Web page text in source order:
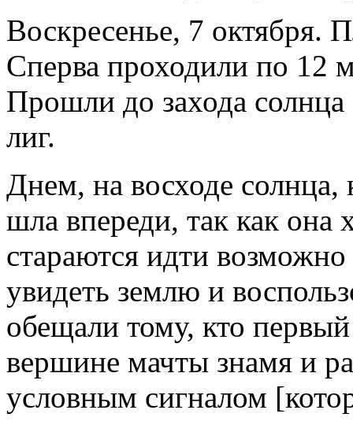
Воскресенье, 7 октября.
Сперва проходили по 12
Прошли до захода
лиг.
Днем, на восходе солнца,
шла впереди, так как она
стараются идти
увидеть землю и
обещали тому, кто
вершине мачты знамя и
условным сигналом